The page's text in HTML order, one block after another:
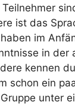
ist das
im
in der
kennen
schon ein
unter